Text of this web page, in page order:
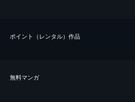
ポイント（レンタル）作品
無料マンガ